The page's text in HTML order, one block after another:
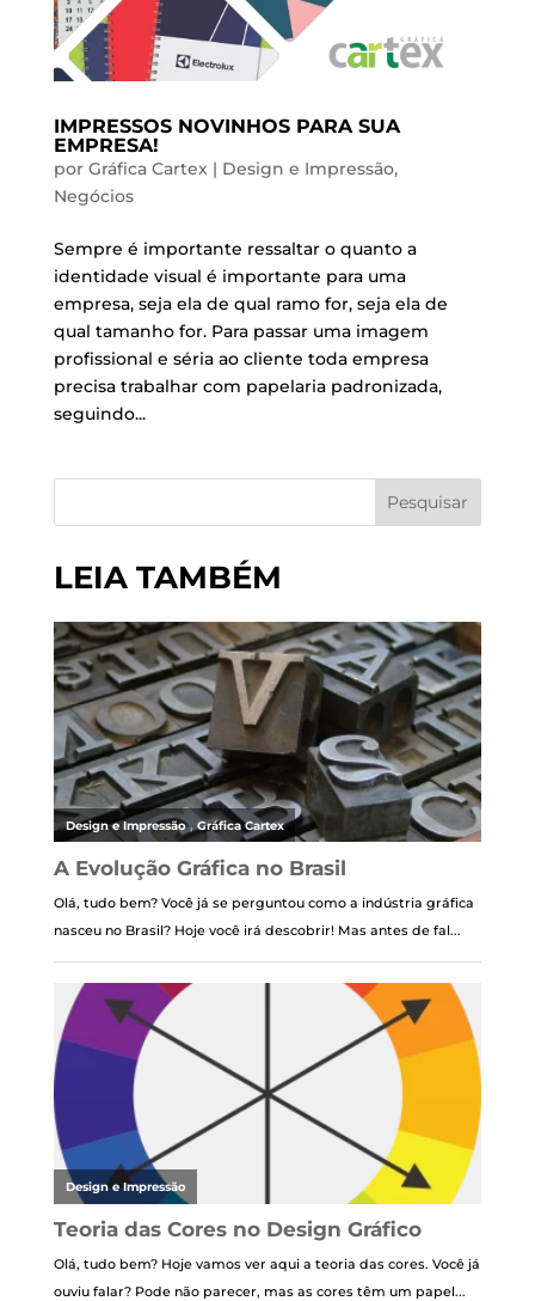
IMPRESSOS NOVINHOS PARA SUA
EMPRESA!
por Gráfica Cartex| Design e Impressão,
Negócios
Sempre é importante ressaltar o quanto a
identidade visual é importante para uma
empresa, seja ela de qual ramo for, seja ela de
qual tamanho for. Para passar uma imagem
profissional e séria ao cliente toda empresa
precisa trabalhar com papelaria padronizada,
seguindo...
Pesquisar
LEIA TAMBÉM